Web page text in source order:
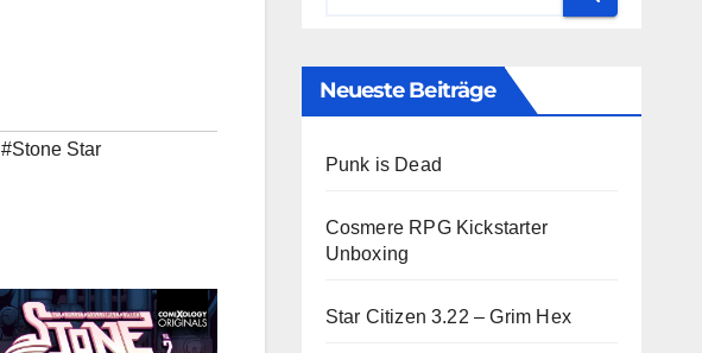
#Stone Star
Neueste Beiträge
Punk is Dead
Cosmere RPG Kickstarter
Unboxing
Star Citizen 3.22 – Grim Hex